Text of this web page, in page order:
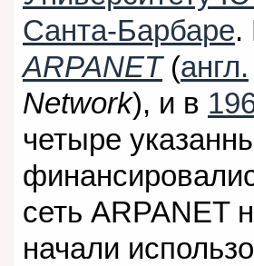
Санта-Барбаре.
ARPANET(англ.
Network), и в
четыре
сеть ARPANET
начали